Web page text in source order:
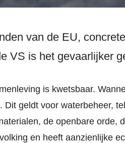
van de EU,
VS is het gevaarlijker
is kwetsbaar.
Dit geldt voor waterbeheer,
de openbare orde,
en heeft aanzienlijke